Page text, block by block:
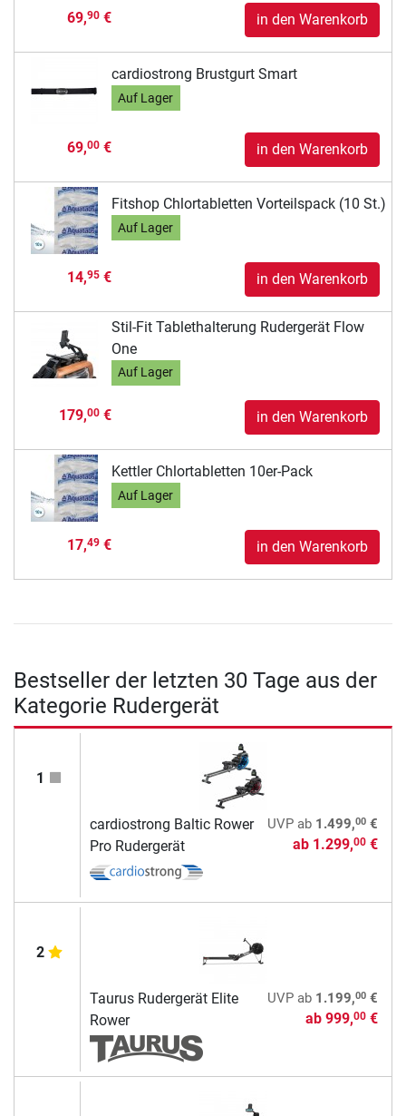
69,90€ in den Warenkorb
cardiostrong Brustgurt Smart
Auf Lager
69,00€ in den Warenkorb
Fitshop Chlortabletten Vorteilspack (10 St.)
Auf Lager
14,95€ in den Warenkorb
Stil-Fit Tablethalterung Rudergerät Flow
One
Auf Lager
179,00€ in den Warenkorb
Kettler Chlortabletten 10er-Pack
Auf Lager
17,49€ in den Warenkorb
Bestseller der letzten 30 Tage aus der
Kategorie Rudergerät
1
cardiostrong Baltic Rower
Pro Rudergerät
UVPab 1.499,00€
ab 1.299,00€
2
Taurus Rudergerät Elite
Rower
UVPab 1.199,00€
ab 999,00€